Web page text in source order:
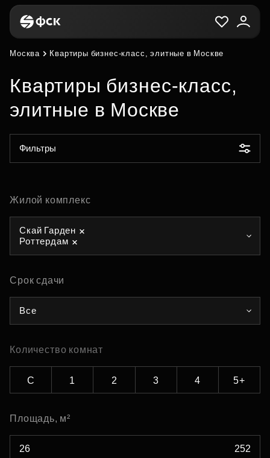
Москва Квартиры бизнес-класс, элитные в Москве
Квартиры бизнес-класс,
элитные в Москве
Фильтры
Жилой комплекс
Скай Гарден
Роттердам
Срок сдачи
Все
Количество комнат
С 1 2 3 4 5+
Площадь, м²